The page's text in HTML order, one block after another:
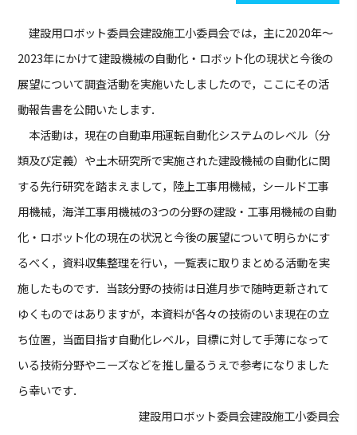
建設用ロボット委員会建設施工小委員会では，主に2020年～
2023年にかけて建設機械の自動化・ロボット化の現状と今後の
展望について調査活動を実施いたしましたので，ここにその活
動報告書を公開いたします．
本活動は，現在の自動車用運転自動化システムのレベル（分
類及び定義）や土木研究所で実施された建設機械の自動化に関
する先行研究を踏まえまして，陸上工事用機械，シールド工事
用機械，海洋工事用機械の3つの分野の建設・工事用機械の自動
化・ロボット化の現在の状況と今後の展望について明らかにす
るべく，資料収集整理を行い，一覧表に取りまとめる活動を実
施したものです．当該分野の技術は日進月歩で随時更新されて
ゆくものではありますが，本資料が各々の技術のいま現在の立
ち位置，当面目指す自動化レベル，目標に対して手薄になって
いる技術分野やニーズなどを推し量るうえで参考になりました
ら幸いです．
建設用ロボット委員会建設施工小委員会